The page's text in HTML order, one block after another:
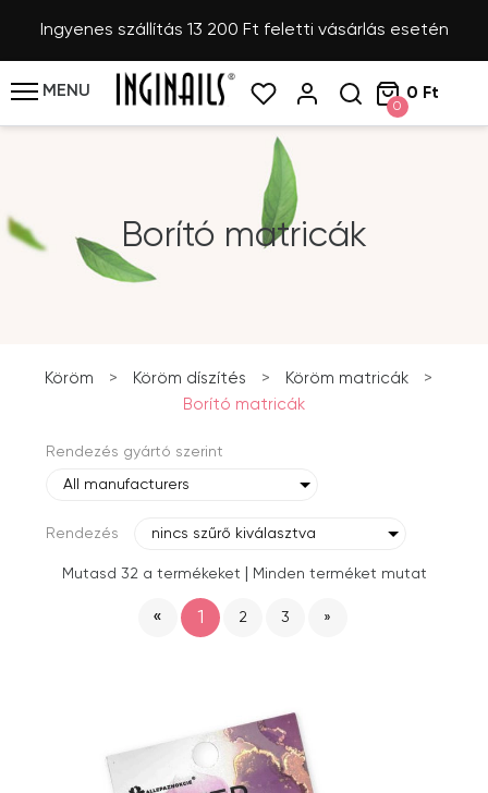
Ingyenes szállítás 13 200 Ft feletti vásárlás esetén
MENU
0
0 Ft
Borító matricák
Köröm > Köröm díszítés > Köröm matricák
>
Borító matricák
Rendezés gyártó szerint
All manufacturers
Rendezés nincs szűrő kiválasztva
Mutasd 32 a termékeket Minden terméket mutat
« 1 2 3 »